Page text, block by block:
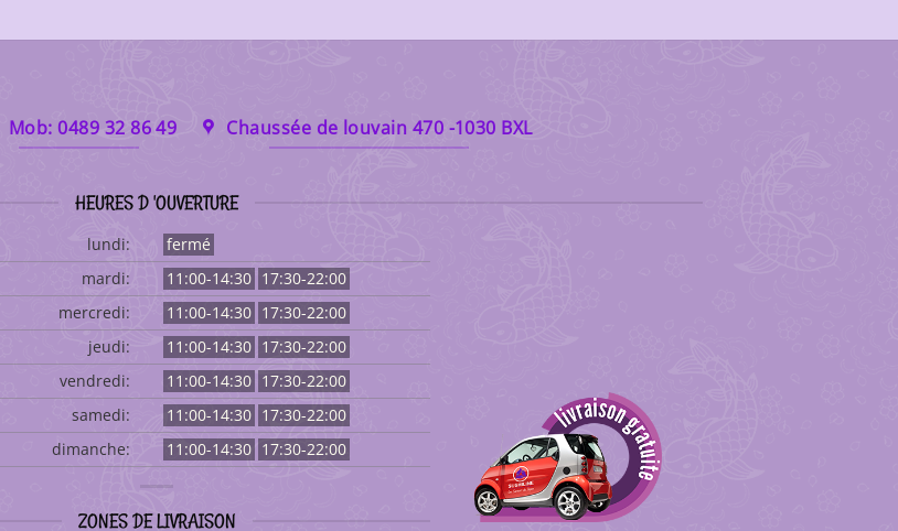
Mob: 0489 32 86 49 Chaussée de louvain 470 -1030 BXL
HEURES D 'OUVERTURE
lundi:
fermé
mardi:
11:00-14:30 17:30-22:00
mercredi:
11:00-14:30 17:30-22:00
jeudi:
11:00-14:30 17:30-22:00
vendredi:
11:00-14:30 17:30-22:00
samedi:
11:00-14:30 17:30-22:00
dimanche:
11:00-14:30 17:30-22:00
ZONES DE LIVRAISON